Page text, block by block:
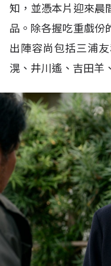
知，並憑本片迎來晨
品。除各握吃重戲份
出陣容尚包括三浦
滉、井川遙、吉田羊